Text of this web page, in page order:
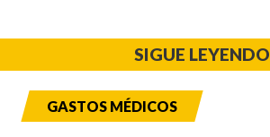
SIGUE LEYENDO
GASTOS MÉDICOS